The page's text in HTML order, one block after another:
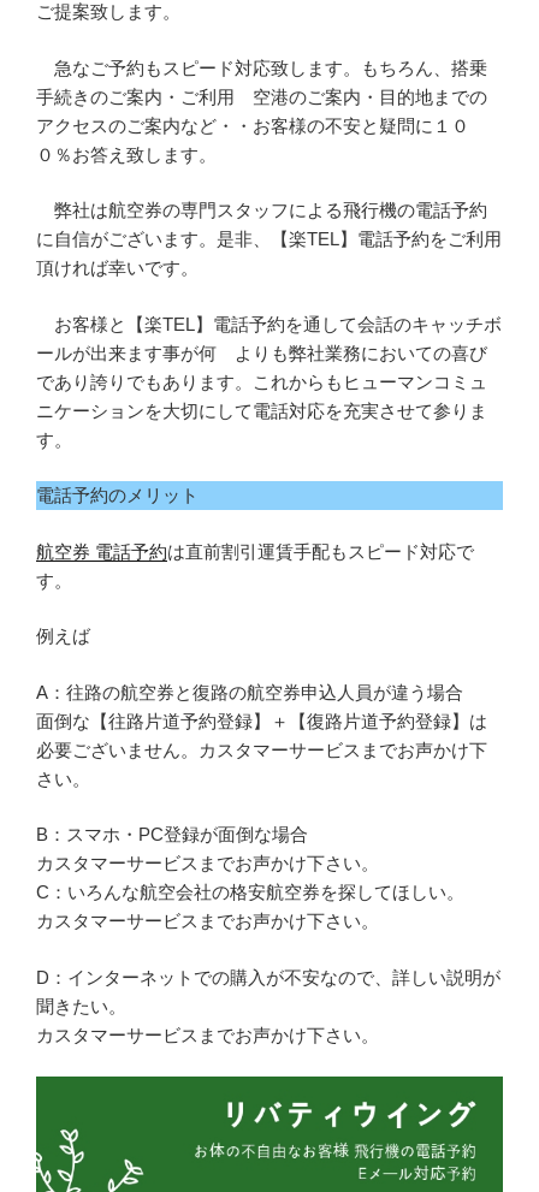
ご提案致します。
急なご予約もスピード対応致します。もちろん、搭乗
手続きのご案内・ご利用 空港のご案内・目的地までの
アクセスのご案内など・・お客様の不安と疑問に１０
０％お答え致します。
弊社は航空券の専門スタッフによる飛行機の電話予約
に自信がございます。是非、【楽TEL】電話予約をご利用
頂ければ幸いです。
お客様と【楽TEL】電話予約を通して会話のキャッチボ
ールが出来ます事が何 よりも弊社業務においての喜び
であり誇りでもあります。これからもヒューマンコミュ
ニケーションを大切にして電話対応を充実させて参りま
す。
電話予約のメリット
航空券 電話予約は直前割引運賃手配もスピード対応で
す。
例えば
A：往路の航空券と復路の航空券申込人員が違う場合
面倒な【往路片道予約登録】＋【復路片道予約登録】は
必要ございません。カスタマーサービスまでお声かけ下
さい。
B：スマホ・PC登録が面倒な場合
カスタマーサービスまでお声かけ下さい。
C：いろんな航空会社の格安航空券を探してほしい。
カスタマーサービスまでお声かけ下さい。
D：インターネットでの購入が不安なので、詳しい説明が
聞きたい。
カスタマーサービスまでお声かけ下さい。